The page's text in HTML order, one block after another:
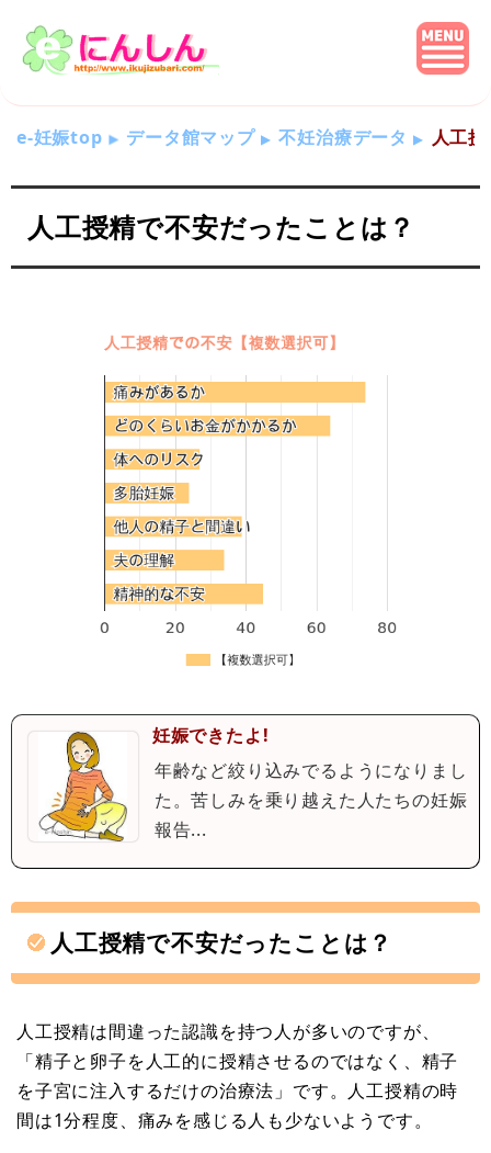
e-妊娠top データ館マップ 不妊治療データ 人工
人工授精で不安だったことは？
妊娠できたよ!
年齢など絞り込みでるようになりまし
た。苦しみを乗り越えた人たちの妊娠
報告...
人工授精で不安だったことは？
人工授精は間違った認識を持つ人が多いのですが、
「精子と卵子を人工的に授精させるのではなく、精子
を子宮に注入するだけの治療法」です。人工授精の時
間は1分程度、痛みを感じる人も少ないようです。